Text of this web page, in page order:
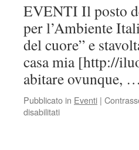
EVENTI Il posto
per l’Ambiente
del cuore” e
casa mia [http://
abitare ovunque, …
Pubblicato in Eventi |
disabilitati